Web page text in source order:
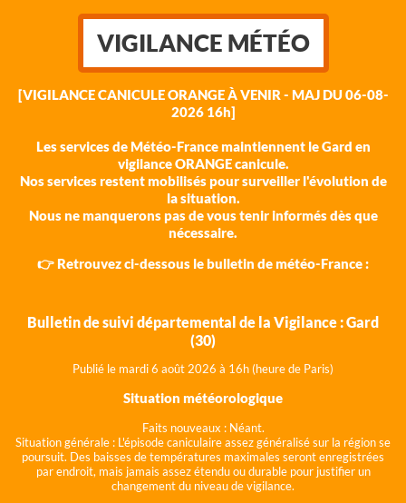
VIGILANCE MÉTÉO
[VIGILANCE CANICULE ORANGE À VENIR - MAJ DU 06-08-
2026 16h]
Les services de Météo-France maintiennent le Gard en
vigilance ORANGE canicule.
Nos services restent mobilisés pour surveiller l'évolution de
la situation.
Nous ne manquerons pas de vous tenir informés dès que
nécessaire.
👉 Retrouvez ci-dessous le bulletin de météo-France :
Bulletin de suivi départemental de la Vigilance : Gard
(30)
Publié le mardi 6 août 2026 à 16h (heure de Paris)
Situation météorologique
Faits nouveaux : Néant.
Situation générale : L'épisode caniculaire assez généralisé sur la région se
poursuit. Des baisses de températures maximales seront enregistrées
par endroit, mais jamais assez étendu ou durable pour justifier un
changement du niveau de vigilance.